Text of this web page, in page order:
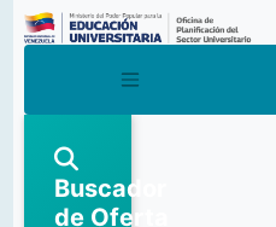
Buscador
de Oferta